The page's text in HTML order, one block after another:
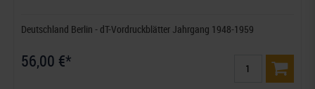
Deutschland Berlin - dT-Vordruckblätter Jahrgang 1948-1959
56,00 €*